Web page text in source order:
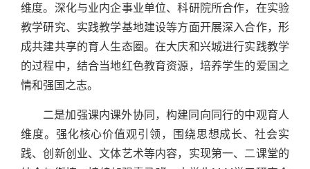
维度。深化与业内企事业单位、科研院所合作，在实验
教学研究、实践教学基地建设等方面开展深入合作，形
成共建共享的育人生态圈。在大庆和兴城进行实践教学
的过程中，结合当地红色教育资源，培养学生的爱国之
情和强国之志。
二是加强课内课外协同，构建同向同行的中观育人
维度。强化核心价值观引领，围绕思想成长、社会实
践、创新创业、文体艺术等内容，实现第一、二课堂的